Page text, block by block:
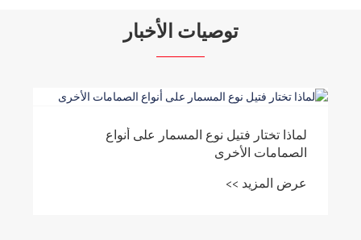
توصيات الأخبار
لماذا تختار فتيل نوع المسمار على أنواع
الصمامات الأخرى
عرض المزيد >>